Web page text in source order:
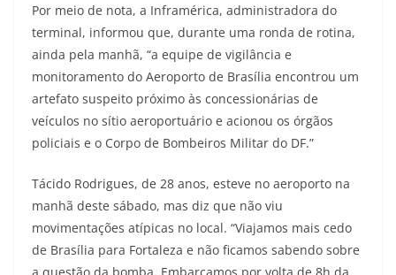
Por meio de nota, a Inframérica, administradora do
terminal, informou que, durante uma ronda de rotina,
ainda pela manhã, “a equipe de vigilância e
monitoramento do Aeroporto de Brasília encontrou um
artefato suspeito próximo às concessionárias de
veículos no sítio aeroportuário e acionou os órgãos
policiais e o Corpo de Bombeiros Militar do DF.”
Tácido Rodrigues, de 28 anos, esteve no aeroporto na
manhã deste sábado, mas diz que não viu
movimentações atípicas no local. “Viajamos mais cedo
de Brasília para Fortaleza e não ficamos sabendo sobre